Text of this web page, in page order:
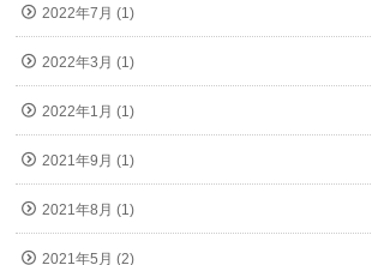
2022年7月 (1)
2022年3月 (1)
2022年1月 (1)
2021年9月 (1)
2021年8月 (1)
2021年5月 (2)